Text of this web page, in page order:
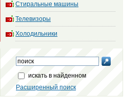
Стиральные машины
Телевизоры
Холодильники
искать в найденном
Расширенный поиск